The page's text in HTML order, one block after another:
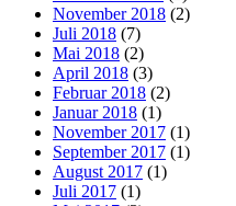
November 2018 (2)
Juli 2018 (7)
Mai 2018 (2)
April 2018 (3)
Februar 2018 (2)
Januar 2018 (1)
November 2017 (1)
September 2017 (1)
August 2017 (1)
Juli 2017 (1)